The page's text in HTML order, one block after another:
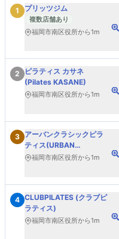
1 プリッツジム
複数店舗あり
福岡市南区役所から1m
2
ピラティス カサネ
(Pilates KASANE)
福岡市南区役所から1m
3 アーバンクラシックピラ
ティス(URBAN
CLASSIC PILATES)
福岡市南区役所から1m
4 CLUBPILATES (クラブピ
ラティス)
福岡市南区役所から1m